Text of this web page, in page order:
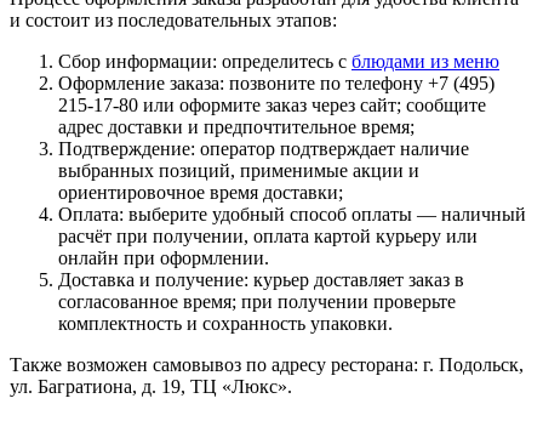
и состоит из последовательных этапов:
Сбор информации: определитесь с блюдами из меню
Оформление заказа: позвоните по телефону +7 (495)
215-17-80 или оформите заказ через сайт; сообщите
адрес доставки и предпочтительное время;
Подтверждение: оператор подтверждает наличие
выбранных позиций, применимые акции и
ориентировочное время доставки;
Оплата: выберите удобный способ оплаты — наличный
расчёт при получении, оплата картой курьеру или
онлайн при оформлении.
Доставка и получение: курьер доставляет заказ в
согласованное время; при получении проверьте
комплектность и сохранность упаковки.
Также возможен самовывоз по адресу ресторана: г. Подольск,
ул. Багратиона, д. 19, ТЦ «Люкс».